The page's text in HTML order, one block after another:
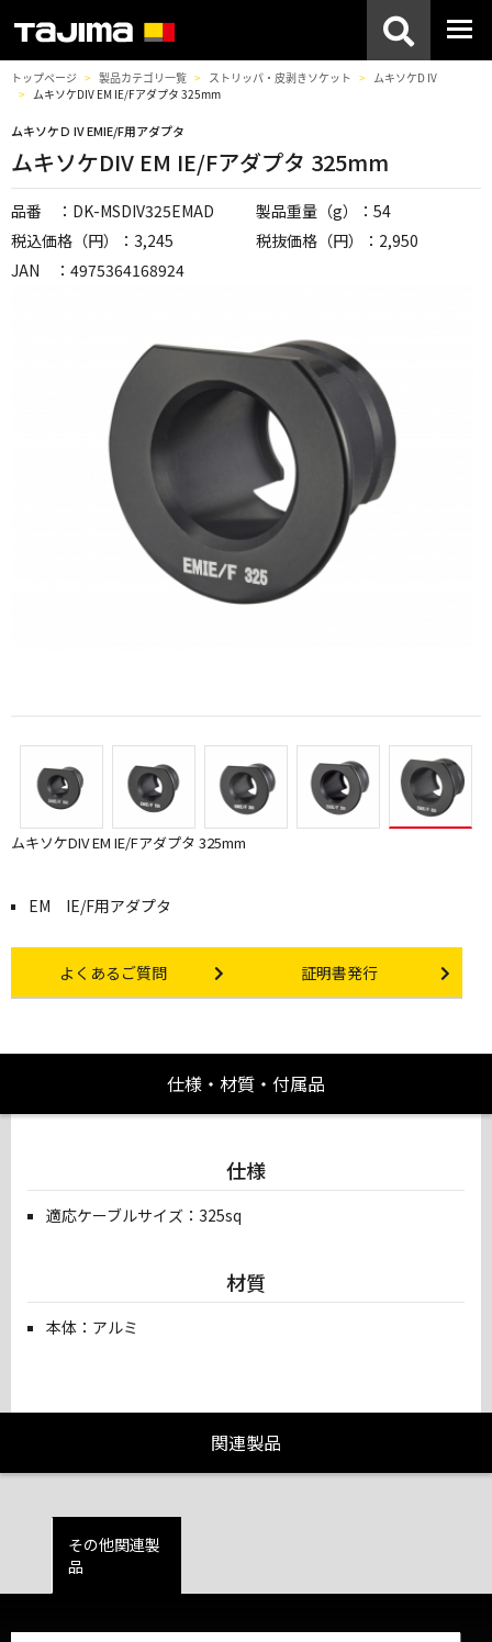
トップページ 製品カテゴリ一覧 ストリッパ・皮剥きソケット
ムキソケD IV
ムキソケDIV EM IE/Fアダプタ 325mm
ムキソケＤ IV EMIE/F用アダプタ
ムキソケDIV EM IE/Fアダプタ 325mm
品番 ：DK-MSDIV325EMAD
製品重量（g）：54
税込価格（円）：3,245
税抜価格（円）：2,950
JAN ：4975364168924
ムキソケDIV EM IE/Fアダプタ 325mm
EM IE/F用アダプタ
Other link
よくあるご質問 Certificate Issuance
証明書発行
仕様・材質・付属品
仕様
適応ケーブルサイズ：325sq
材質
本体：アルミ
関連製品
その他関連製
品